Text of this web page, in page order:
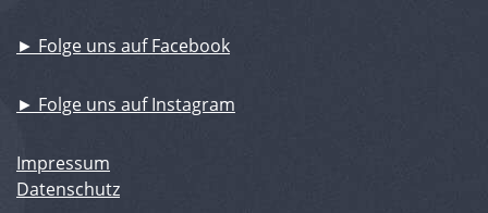
► Folge uns auf Facebook
► Folge uns auf Instagram
Impressum
Datenschutz